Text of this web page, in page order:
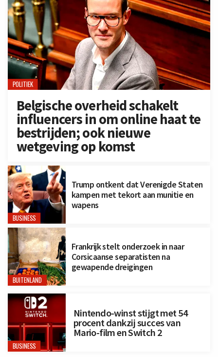
POLITIEK
Belgische overheid schakelt
influencers in om online haat te
bestrijden; ook nieuwe
wetgeving op komst
BUSINESS
Trump ontkent dat Verenigde Staten
kampen met tekort aan munitie en
wapens
BUITENLAND
Frankrijk stelt onderzoek in naar
Corsicaanse separatisten na
gewapende dreigingen
BUSINESS
Nintendo-winst stijgt met 54
procent dankzij succes van
Mario-film en Switch 2